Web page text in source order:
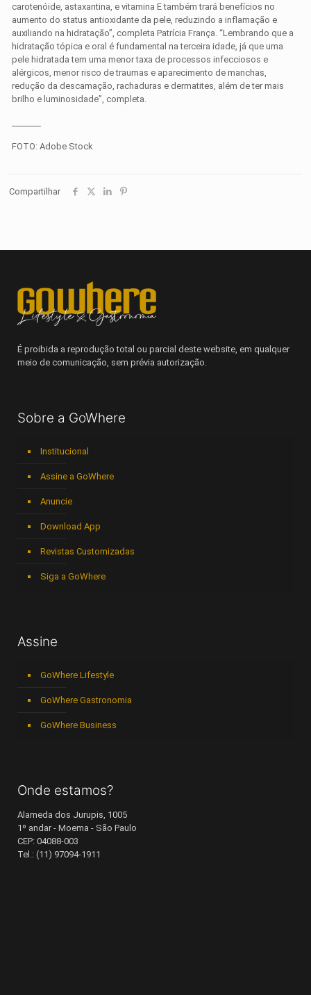
carotenóide, astaxantina, e vitamina E também trará benefícios no
aumento do status antioxidante da pele, reduzindo a inflamação e
auxiliando na hidratação”, completa Patrícia França. “Lembrando que a
hidratação tópica e oral é fundamental na terceira idade, já que uma
pele hidratada tem uma menor taxa de processos infecciosos e
alérgicos, menor risco de traumas e aparecimento de manchas,
redução da descamação, rachaduras e dermatites, além de ter mais
brilho e luminosidade”, completa.
FOTO: Adobe Stock
Compartilhar
É proibida a reprodução total ou parcial deste website, em qualquer
meio de comunicação, sem prévia autorização.
Sobre a GoWhere
Institucional
Assine a GoWhere
Anuncie
Download App
Revistas Customizadas
Siga a GoWhere
Assine
GoWhere Lifestyle
GoWhere Gastronomia
GoWhere Business
Onde estamos?
Alameda dos Jurupis, 1005
1º andar - Moema - São Paulo
CEP: 04088-003
Tel.: (11) 97094-1911